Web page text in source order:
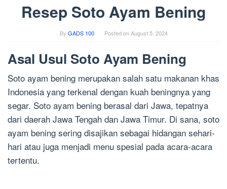
Resep Soto Ayam Bening
By GADS 100 Posted onAugust 5, 2024
Asal Usul Soto Ayam Bening
Soto ayam bening merupakan salah satu makanan khas
Indonesia yang terkenal dengan kuah beningnya yang
segar. Soto ayam bening berasal dari Jawa, tepatnya
dari daerah Jawa Tengah dan Jawa Timur. Di sana, soto
ayam bening sering disajikan sebagai hidangan sehari-
hari atau juga menjadi menu spesial pada acara-acara
tertentu.